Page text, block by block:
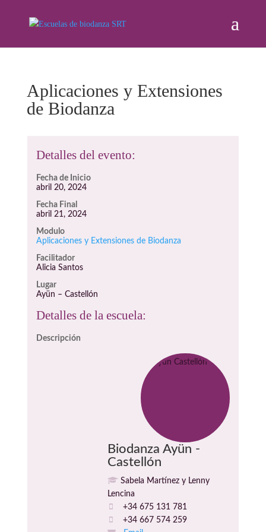
Aplicaciones y Extensiones
de Biodanza
Detalles del evento:
Fecha de Inicio
abril 20, 2024
Fecha Final
abril 21, 2024
Modulo
Aplicaciones y Extensiones de Biodanza
Facilitador
Alicia Santos
Lugar
Ayün – Castellón
Detalles de la escuela:
Descripción
Biodanza Ayün -
Castellón
Sabela Martínez y Lenny
Lencina
+34 675 131 781
+34 667 574 259